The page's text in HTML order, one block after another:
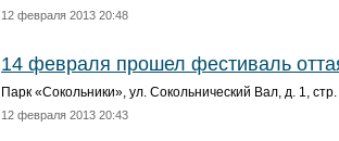
12 февраля 2013 20:48
14 февраля прошел фестиваль
Парк «Сокольники», ул. Сокольнический Вал, д. 1, стр.
12 февраля 2013 20:43